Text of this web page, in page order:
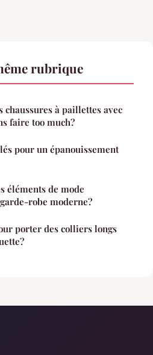
rubrique
chaussures à paillettes avec
faire too much?
pour un épanouissement
éléments de mode
robe moderne?
porter des colliers longs